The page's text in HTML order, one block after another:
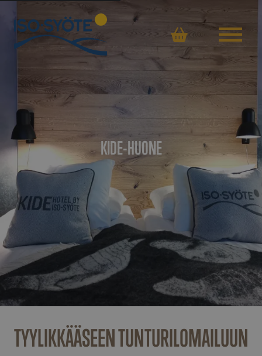
KIDE-HUONE
TYYLIKKÄÄSEEN TUNTURILOMAILUUN